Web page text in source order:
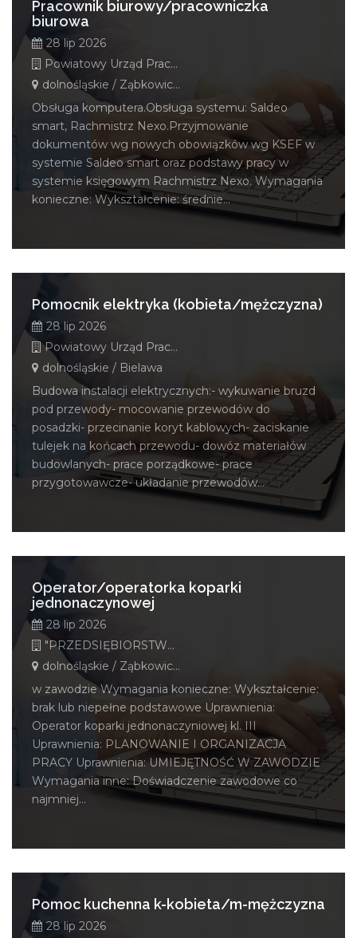
Pracownik biurowy/pracowniczka
biurowa
28 lip 2026
Powiatowy Urząd Pracy w Ząbkowicach Śląskich
dolnośląskie / Ząbkowice Śląskie
Obsługa komputera.Obsługa systemu: Saldeo
smart, Rachmistrz Nexo.Przyjmowanie
dokumentów wg nowych obowiązków wg KSEF w
systemie Saldeo smart oraz podstawy pracy w
systemie księgowym Rachmistrz Nexo. Wymagania
konieczne: Wykształcenie: średnie...
Pomocnik elektryka (kobieta/mężczyzna)
28 lip 2026
Powiatowy Urząd Pracy w Dzierżoniowie
dolnośląskie / Bielawa
Budowa instalacji elektrycznych:- wykuwanie bruzd
pod przewody- mocowanie przewodów do
posadzki- przecinanie koryt kablowych- zaciskanie
tulejek na końcach przewodu- dowóz materiałów
budowlanych- prace porządkowe- prace
przygotowawcze- układanie przewodów...
Operator/operatorka koparki
jednonaczynowej
28 lip 2026
"PRZEDSIĘBIORSTWO WODNO MELIORACYJNE W ZĄBKOWICACH ŚLĄSKICH SPÓŁKA Z OGRANICZONĄ ODPOWIEDZIALNOŚCIĄ"
dolnośląskie / Ząbkowice Śląskie
w zawodzie Wymagania konieczne: Wykształcenie:
brak lub niepełne podstawowe Uprawnienia:
Operator koparki jednonaczyniowej kl. III
Uprawnienia: PLANOWANIE I ORGANIZACJA
PRACY Uprawnienia: UMIEJĘTNOŚĆ W ZAWODZIE
Wymagania inne: Doświadczenie zawodowe co
najmniej...
Pomoc kuchenna k-kobieta/m-mężczyzna
28 lip 2026